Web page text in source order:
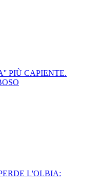
PIÙ CAPIENTE.
L'OLBIA: